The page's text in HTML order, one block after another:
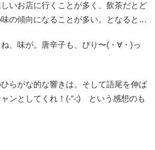
いお店に行くことが多く、飲茶だとど
味の傾向になることが多い。となると…
、味が。唐辛子も、ぴり〜(・∀・)っ
らがな的な響きは。そして語尾を伸ば
ンとしてくれ！(-“-;) という感想のも